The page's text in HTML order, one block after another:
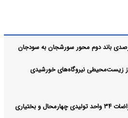
مجوز زیست‌محیطی نیروگاه‌های خورشیدی
و بختیاری